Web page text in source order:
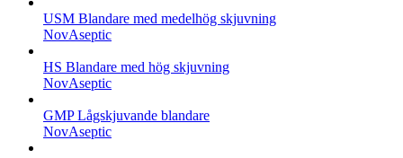
USM Blandare med medelhög skjuvning
NovAseptic
HS Blandare med hög skjuvning
NovAseptic
GMP Lågskjuvande blandare
NovAseptic